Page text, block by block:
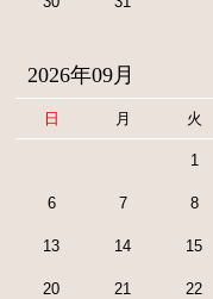
2026年09月
日 月 火
1
6 7 8
13 14 15
20 21 22